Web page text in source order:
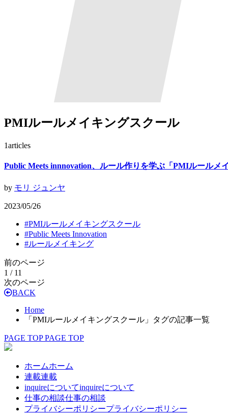
PMIルールメイキングスクール
1articles
Public Meets innnovation、ルール作りを学ぶ「PMIルールメ
by モリ ジュンヤ
2023/05/26
#PMIルールメイキングスクール
#Public Meets Innovation
#ルールメイキング
前のページ
1 / 11
次のページ
BACK
Home
「PMIルールメイキングスクール」タグの記事一覧
PAGE TOP PAGE TOP
ホームホーム
連載連載
inquireについてinquireについて
仕事の相談仕事の相談
プライバシーポリシープライバシーポリシー